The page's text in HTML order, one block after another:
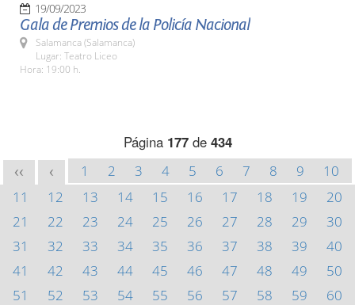
19/09/2023
Gala de Premios de la Policía Nacional
Salamanca (Salamanca)
Lugar: Teatro Liceo
Hora: 19:00 h.
Página 177de 434
<< < 1 2 3 4 5 6 7 8 9
10
11
12 13 14 15 16 17 18 19
20
21
22 23 24 25 26 27 28 29
30
31
32 33 34 35 36 37 38 39
40
41
42 43 44 45 46 47 48 49
50
51
52 53 54 55 56 57 58 59
60